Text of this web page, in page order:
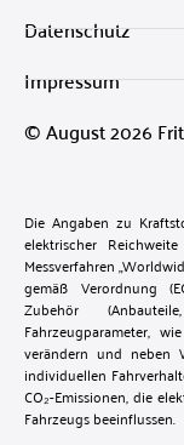
Datenschutz
Impressum
© August 2026
Die Angaben zu
elektrischer
Messverfahren
gemäß Verordnung
Zubehör
Fahrzeugparameter,
verändern und neben
individuellen
CO₂-Emissionen, die
Fahrzeugs beeinflussen.